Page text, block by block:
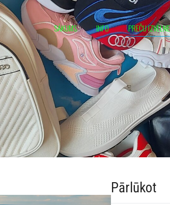
SĀKUMS INFO PREČU IZVĒLNE
Pārlūkot